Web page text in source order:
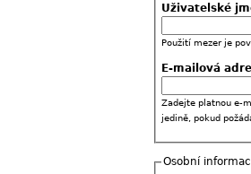
Uživatelské
Použití mezer je
E-mailová
Zadejte platnou e-
jedině, pokud
Osobní